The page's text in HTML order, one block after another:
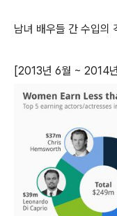
남녀 배우들 간 수입의
[2013년 6월 ~ 2014